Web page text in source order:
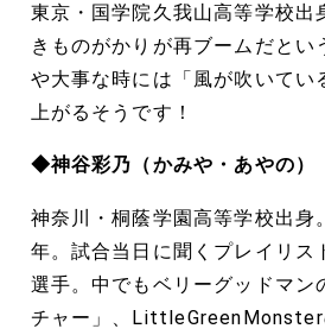
東京・国学院久我山高等学校出
きものがかりが再ブームだとい
や大事な時には「風が吹いてい
上がるそうです！
◆神谷彩乃（かみや・あやの）
神奈川・桐蔭学園高等学校出身
年。試合当日に聞くプレイリス
選手。中でもベリーグッドマン
チャー」、LittleGreenMonster